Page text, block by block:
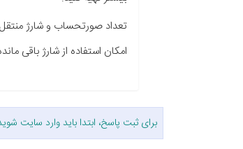
تعداد صورتحساب و شارژ
امکان استفاده از شارژ باقی
برای ثبت پاسخ، ابتدا باید وارد سایت